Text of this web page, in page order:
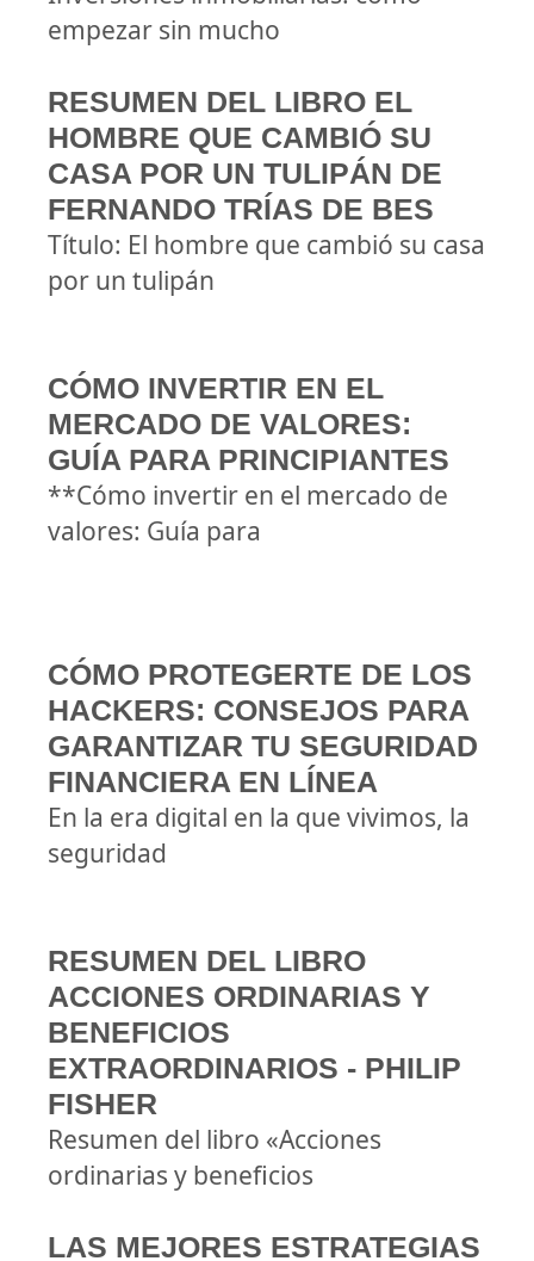
empezar sin mucho
RESUMEN DEL LIBRO EL
HOMBRE QUE CAMBIÓ SU
CASA POR UN TULIPÁN DE
FERNANDO TRÍAS DE BES
Título: El hombre que cambió su casa
por un tulipán
CÓMO INVERTIR EN EL
MERCADO DE VALORES:
GUÍA PARA PRINCIPIANTES
**Cómo invertir en el mercado de
valores: Guía para
CÓMO PROTEGERTE DE LOS
HACKERS: CONSEJOS PARA
GARANTIZAR TU SEGURIDAD
FINANCIERA EN LÍNEA
En la era digital en la que vivimos, la
seguridad
RESUMEN DEL LIBRO
ACCIONES ORDINARIAS Y
BENEFICIOS
EXTRAORDINARIOS - PHILIP
FISHER
Resumen del libro «Acciones
ordinarias y beneficios
LAS MEJORES ESTRATEGIAS